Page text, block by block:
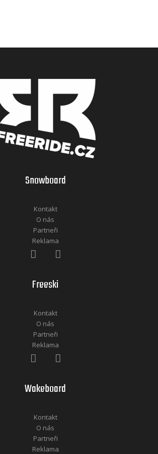
Snowboard
Kontakt
O nás
Partneři
Reklama
Freeski
Kontakt
O nás
Partneři
Reklama
Wakeboard
Kontakt
O nás
Partneři
Reklama